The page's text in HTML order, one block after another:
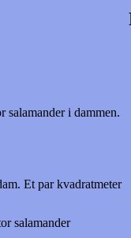
salamander i dammen.
Et par kvadratmeter
salamander